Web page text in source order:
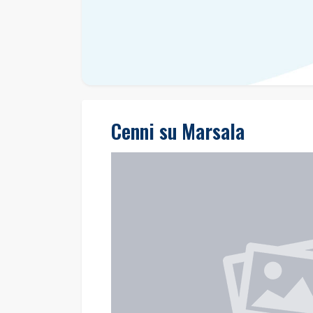
Cenni su Marsala